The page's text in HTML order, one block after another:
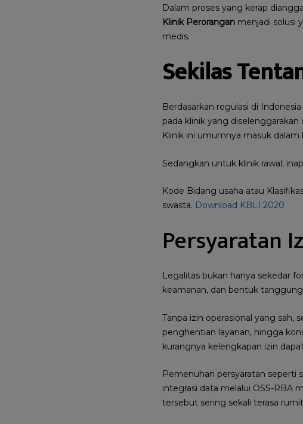
Dalam proses yang kerap
Klinik Perorangan menjadi solusi
medis.
Sekilas
Berdasarkan regulasi di
pada klinik yang
Klinik ini umumnya masuk dalam
Sedangkan untuk klinik rawat
Kode Bidang usaha atau
swasta. Download KBLI 2020
Persyaratan
Legalitas bukan hanya sekedar
keamanan, dan bentuk
Tanpa izin operasional yang sah,
penghentian layanan, hingga
kurangnya kelengkapan izin
Pemenuhan persyaratan seperti
integrasi data melalui OSS-RBA
tersebut sering sekali terasa